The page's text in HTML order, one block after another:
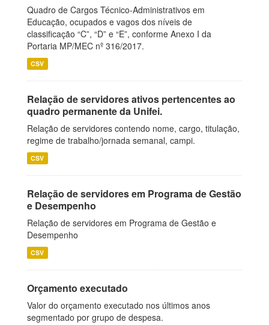
Quadro de Cargos Técnico-Administrativos em
Educação, ocupados e vagos dos níveis de
classificação “C”, “D” e “E”, conforme Anexo I da
Portaria MP/MEC nº 316/2017.
CSV
Relação de servidores ativos pertencentes ao
quadro permanente da Unifei.
Relação de servidores contendo nome, cargo, titulação,
regime de trabalho/jornada semanal, campi.
CSV
Relação de servidores em Programa de Gestão
e Desempenho
Relação de servidores em Programa de Gestão e
Desempenho
CSV
Orçamento executado
Valor do orçamento executado nos últimos anos
segmentado por grupo de despesa.